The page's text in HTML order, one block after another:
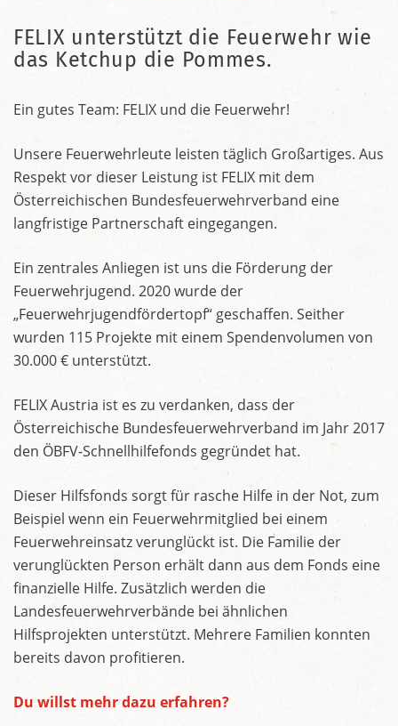
FELIX unterstützt die Feuerwehr wie
das Ketchup die Pommes.
Ein gutes Team: FELIX und die Feuerwehr!
Unsere Feuerwehrleute leisten täglich Großartiges. Aus
Respekt vor dieser Leistung ist FELIX mit dem
Österreichischen Bundesfeuerwehrverband eine
langfristige Partnerschaft eingegangen.
Ein zentrales Anliegen ist uns die Förderung der
Feuerwehrjugend. 2020 wurde der
„Feuerwehrjugendfördertopf“ geschaffen. Seither
wurden 115 Projekte mit einem Spendenvolumen von
30.000 € unterstützt.
FELIX Austria ist es zu verdanken, dass der
Österreichische Bundesfeuerwehrverband im Jahr 2017
den ÖBFV-Schnellhilfefonds gegründet hat.
Dieser Hilfsfonds sorgt für rasche Hilfe in der Not, zum
Beispiel wenn ein Feuerwehrmitglied bei einem
Feuerwehreinsatz verunglückt ist. Die Familie der
verunglückten Person erhält dann aus dem Fonds eine
finanzielle Hilfe. Zusätzlich werden die
Landesfeuerwehrverbände bei ähnlichen
Hilfsprojekten unterstützt. Mehrere Familien konnten
bereits davon profitieren.
Du willst mehr dazu erfahren?